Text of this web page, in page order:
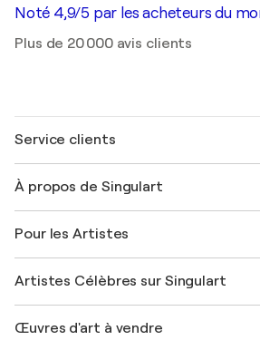
Noté 4,9/5 par les acheteurs du
Plus de 20 000 avis clients
Service clients
Expédition
Offrir une carte cadeau
Rejoignez notre programme
Mon compte
+33 1 76 44 06 42
À propos de Singulart
FAQ
Magazine Singulart
Emplois
Découvrez une sélection d'art original
Pour les Artistes
Se connecter en tant qu'Artiste
Artistes Célèbres sur Singulart
Marc Chagall
Œuvres d'art à vendre